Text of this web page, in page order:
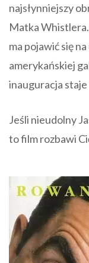
najsłynniejszy
Matka
ma pojawić się
amerykańskiej
inauguracja
Jeśli nieudolny
to film rozbawi